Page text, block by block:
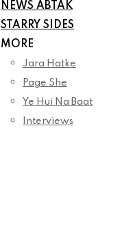
NEWS ABTAK
STARRY SIDES
MORE
Jara Hatke
Page She
Ye Hui Na Baat
Interviews